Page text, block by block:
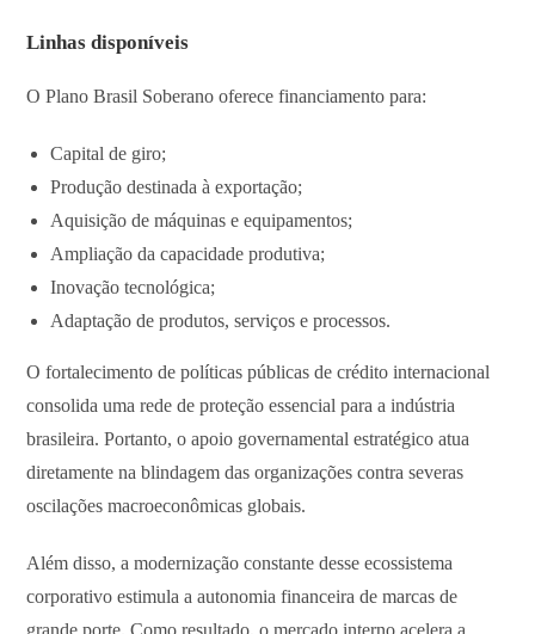
Linhas disponíveis
O Plano Brasil Soberano oferece financiamento para:
Capital de giro;
Produção destinada à exportação;
Aquisição de máquinas e equipamentos;
Ampliação da capacidade produtiva;
Inovação tecnológica;
Adaptação de produtos, serviços e processos.
O fortalecimento de políticas públicas de crédito internacional
consolida uma rede de proteção essencial para a indústria
brasileira. Portanto, o apoio governamental estratégico atua
diretamente na blindagem das organizações contra severas
oscilações macroeconômicas globais.
Além disso, a modernização constante desse ecossistema
corporativo estimula a autonomia financeira de marcas de